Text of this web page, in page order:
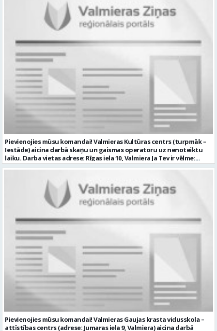
transportlīdzekļa vadītāja apliecība vēlama D, CE kategorijas
transportlīdzekļa vadītāja pieredze vismaz 2 gadi labas saskarsmes
un komunikācijas prasmes pieredze transportlīdzekļu remontu
veikšanā UZŅĒMUMS PIEDĀVĀ: darbu stabilā uzņēmumā darba
samaksu no 1600 EUR (pirms nodokļu nomaksas) darba laiku pēc
grafika: dežūra 08.00 – 17.00, 2.dežūra 08.00 – 21.00. pilnas sociālās
garantijas veselības apdrošināšanas iespējas dinamisku un
profesionālu darba vidi CV ar norādi vakancei „Tehniskās palīdzības
automobiļa vadītājs” iesniegt: sūtot elektroniski uz info@vtu-
valmiera.lv personīgi SIA „VTU Valmiera”, Reģ.nr. 40003004220,
administrācijas ēkas „Brandeļi”, Brandeļi, Kocēnu pagasts, Valmieras
novads, personāla daļā darba dienās no plkst. 09:00 līdz 16:00.
Sazināsimies ar pretendentiem, kuri būs izvirzīti nākamajai atlases
kārtai. * Iesniegtos personas datus SIA “VTU VALMIERA” izmantos, lai
konkursa kārtībā noteiktu vakancei atbilstošāko kandidātu. Ja
kandidāts vēlas, lai viņa personas dati tiktu saglabāti SIA “VTU
VALMIERA” iekšējā datu bāzē ar mērķi tos apstrādāt citos SIA “VTU
VALMIERA” personāla atlases konkursos, tad pieteikumā vakancei
lūdzam kandidātam norādīt savu piekrišanu personas datu
saglabāšanai. Profesija: AUTOMOBIĻA VADĪTĀJS Darba vietas adrese:
LATVIJA, Brandeļi, Brandeļi, Kocēnu pag., Valmieras nov. Darba laika
veids: Maiņu darbs Darbības joma: Pakalpojumi Pieteikto vietu
skaits: 1 Aktuāla līdz: 2026-08-21 Kontaktpersona: CV ar norādi
vakancei lūdzu sūtīt uz e-pastu info@vtu-valmiera.lv vai iesniegt
Pievienojies mūsu komandai! Valmieras Kultūras centrs (turpmāk –
Iestāde) aicina darbā skaņu un gaismas operatoru uz nenoteiktu
laiku. Darba vietas adrese: Rīgas iela 10, Valmiera Ja Tev ir vēlme:
nodrošināt skaņas un gaismas iekārtu un to vadības sistēmas
operatora pienākumus pasākumos Iestādēs telpās un ārpus tām
Iestādes; piemērot skaņas un gaismas mākslinieciskos risinājumus
pasākumos, plānot un organizēt apskaņošanas un gaismošanas
procesu, kā arī veikt pasākumu apskaņošanu un gaismošanu;
piedalīties Iestādes organizēto pasākumu tehniskajā uzbūvē un
nobūvē, sniegtu tehnisko atbalstu; pārzināt darbā lietojamo
tehnisko un elektroiekārtu darbības principus, lietošanas
noteikumus; un ja Tev ir: vismaz divu gadu pieredze līdzīgā darbā vai
amatā; labas datorprasmes; valsts valodas prasmes atbilstoši Valsts
valodas likuma prasībām; kompetences: prasme patstāvīgi pieņemt
lēmumus un organizēt savu darbu; lieliskas komunikācijas spējas;
precizitāte; pozitīva un atbildīga attieksme pret darbu; prasme
sadarboties un strādāt komandā; mēs piedāvājam: pamatalgu
pārbaudes laikā 985.00 EUR, pēc pārbaudes laika 1035.00 EUR pirms
nodokļu nomaksas; iespēju saņemt atvaļinājuma pabalstu darba un
līdzfinansētu veselības apdrošināšanu pēc pārbaudes laika beigām,
kā arī citas sociālās garantijas/labumus atbilstoši darba rezultātam
Pievienojies mūsu komandai! Valmieras Gaujas krasta vidusskola –
attīstības centrs (adrese: Jumaras iela 9, Valmiera) aicina darbā